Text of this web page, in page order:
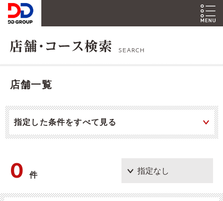
SEARCH
店舗一覧
指定した条件をすべて見る
0件